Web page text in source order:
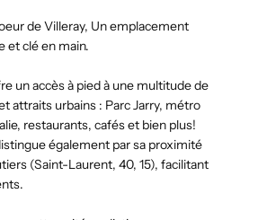
de Villeray, Un emplacement
et clé en main.
un accès à pied à une multitude de
attraits urbains : Parc Jarry, métro
restaurants, cafés et bien plus!
également par sa proximité
(Saint-Laurent, 40, 15), facilitant